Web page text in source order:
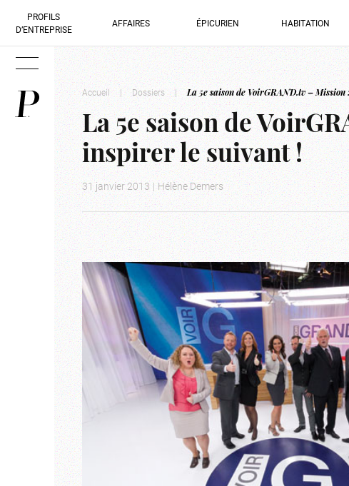
PROFILS
D’ENTREPRISE
AFFAIRES ÉPICURIEN HABITATION
Accueil | Dossiers | La 5e saison de VoirGRAND.tv –
La 5e saison de
inspirer le suivant !
31 janvier 2013 | Hélène Demers